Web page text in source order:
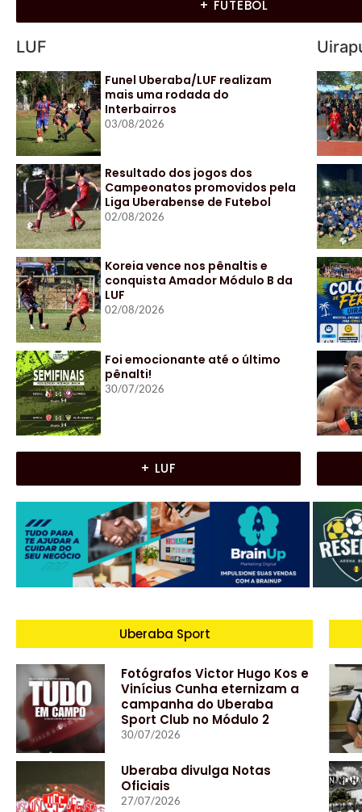
+ FUTEBOL
LUF
Funel Uberaba/LUF realizam
mais uma rodada do
Interbairros
03/08/2026
Resultado dos jogos dos
Campeonatos promovidos pela
Liga Uberabense de Futebol
02/08/2026
Koreia vence nos pênaltis e
conquista Amador Módulo B da
LUF
02/08/2026
Foi emocionante até o último
pênalti!
30/07/2026
+ LUF
Uberaba Sport
Fotógrafos Victor Hugo Kos e
Vinícius Cunha eternizam a
campanha do Uberaba
Sport Club no Módulo 2
30/07/2026
Uberaba divulga Notas
Oficiais
27/07/2026